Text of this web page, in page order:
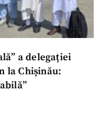
a delegației
la Chișinău: